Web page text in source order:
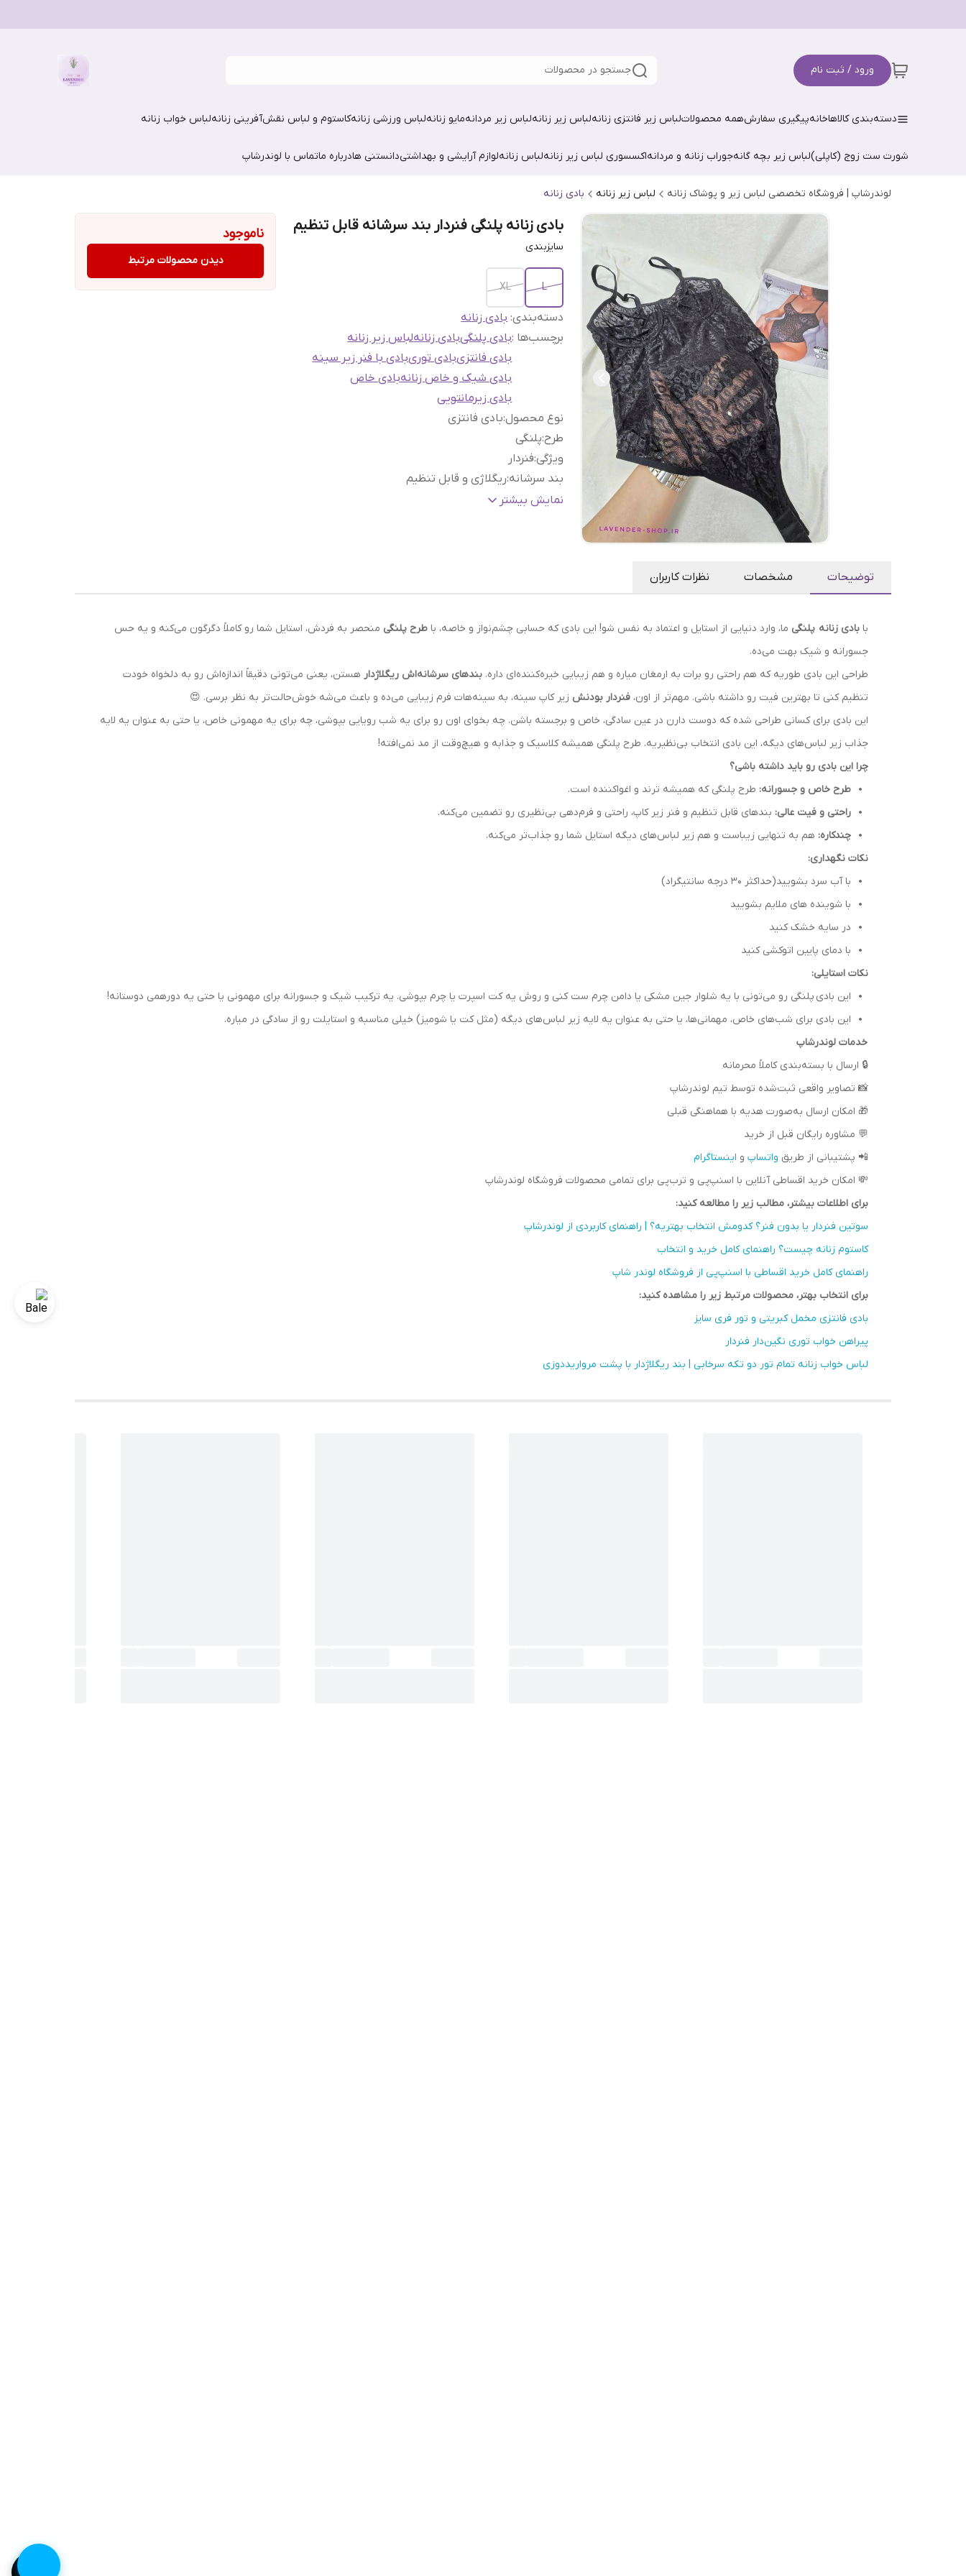
ورود / ثبت نام جستجو در محصولات
دسته‌بندی کالاهاخانهپیگیری سفارشهمه محصولاتلباس زیر فانتزی زنانهلباس زیر زنانهلباس زیر مردانهمایو زنانهلباس ورزشی زنانهکاستوم و لباس نقش‌آفرینی زنانهلباس خواب زنانه
شورت ست زوج (کاپلی)لباس زیر بچه گانهجوراب زنانه و مردانهاکسسوری لباس زیر زنانهلباس زنانهلوازم آرایشی و بهداشتیدانستنی هادرباره ماتماس با لوندرشاپ
لوندرشاپ | فروشگاه تخصصی لباس زیر و پوشاک زنانه لباس زیر زنانه بادی زنانه
بادی زنانه پلنگی فنردار بند سرشانه قابل تنظیم
سایزبندی
L
XL
دسته‌بندی:بادی زنانه
برچسب‌ها :بادی پلنگیبادی زنانهلباس زیر زنانه
بادی فانتزیبادی توریبادی با فنر زیر سینه
بادی شیک و خاص زنانهبادی خاص
بادی زیرمانتویی
نوع محصول:بادی فانتزی
طرح:پلنگی
ویژگی:فنردار
بند سرشانه:ریگلاژی و قابل تنظیم
جنس تور لطیف
نمایش بیشتر
ناموجود
دیدن محصولات مرتبط
توضیحات مشخصات نظرات کاربران
با بادی زنانه پلنگی ما، وارد دنیایی از استایل و اعتماد به نفس شو! این بادی که حسابی چشم‌نواز و خاصه، با طرح پلنگی منحصر به فردش، استایل شما رو کاملاً دگرگون می‌کنه و یه حس
جسورانه و شیک بهت می‌ده.
طراحی این بادی طوریه که هم راحتی رو برات به ارمغان میاره و هم زیبایی خیره‌کننده‌ای داره. بندهای سرشانه‌اش ریگلاژدار هستن، یعنی می‌تونی دقیقاً اندازه‌اش رو به دلخواه خودت
تنظیم کنی تا بهترین فیت رو داشته باشی. مهم‌تر از اون، فنردار بودنش زیر کاپ سینه، به سینه‌هات فرم زیبایی می‌ده و باعث می‌شه خوش‌حالت‌تر به نظر برسی. 😍
این بادی برای کسانی طراحی شده که دوست دارن در عین سادگی، خاص و برجسته باشن. چه بخوای اون رو برای یه شب رویایی بپوشی، چه برای یه مهمونی خاص، یا حتی به عنوان یه لایه
جذاب زیر لباس‌های دیگه، این بادی انتخاب بی‌نظیریه. طرح پلنگی همیشه کلاسیک و جذابه و هیچ‌وقت از مد نمی‌افته!
چرا این بادی رو باید داشته باشی؟
طرح خاص و جسورانه: طرح پلنگی که همیشه ترند و اغواکننده‌ است.
راحتی و فیت عالی: بندهای قابل تنظیم و فنر زیر کاپ، راحتی و فرم‌دهی بی‌نظیری رو تضمین می‌کنه.
چندکاره: هم به تنهایی زیباست و هم زیر لباس‌های دیگه استایل شما رو جذاب‌تر می‌کنه.
نکات نگهداری:
با آب سرد بشویید(حداکثر 30 درجه سانتیگراد)
با شوینده های ملایم بشویید
در سایه خشک کنید
با دمای پایین اتوکشی کنید
نکات استایلی:
این بادی پلنگی رو می‌تونی با یه شلوار جین مشکی یا دامن چرم ست کنی و روش یه کت اسپرت یا چرم بپوشی. یه ترکیب شیک و جسورانه برای مهمونی یا حتی یه دورهمی دوستانه!
این بادی برای شب‌های خاص، مهمانی‌ها، یا حتی به عنوان یه لایه زیر لباس‌های دیگه (مثل کت یا شومیز) خیلی مناسبه و استایلت رو از سادگی در میاره.
خدمات لوندرشاپ
🔒 ارسال با بسته‌بندی کاملاً محرمانه
📸 تصاویر واقعی ثبت‌شده توسط تیم لوندرشاپ
🎁 امکان ارسال به‌صورت هدیه با هماهنگی قبلی
💬 مشاوره رایگان قبل از خرید
📲 پشتیبانی از طریق واتساپ و اینستاگرام
💸 امکان خرید اقساطی آنلاین با اسنپ‌پی و ترب‌پی برای تمامی محصولات فروشگاه لوندرشاپ
برای اطلاعات بیشتر، مطالب زیر را مطالعه کنید:
سوتین فنردار یا بدون فنر؟ کدومش انتخاب بهتریه؟ | راهنمای کاربردی از لوندرشاپ
کاستوم زنانه چیست؟ راهنمای کامل خرید و انتخاب
راهنمای کامل خرید اقساطی با اسنپ‌پی از فروشگاه لوندر شاپ
برای انتخاب بهتر، محصولات مرتبط زیر را مشاهده کنید:
بادی فانتزی مخمل کبریتی و تور فری سایز
پیراهن خواب توری نگین‌دار فنردار
لباس خواب زنانه تمام تور دو تکه سرخابی | بند ریگلاژدار با پشت مرواریددوزی